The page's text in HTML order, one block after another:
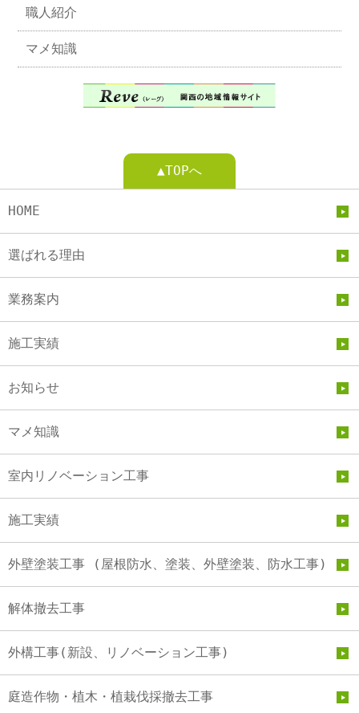
職人紹介
マメ知識
▲TOPへ
HOME
選ばれる理由
業務案内
施工実績
お知らせ
マメ知識
室内リノベーション工事
施工実績
外壁塗装工事 (屋根防水、塗装、外壁塗装、防水工事)
解体撤去工事
外構工事(新設、リノベーション工事)
庭造作物・植木・植栽伐採撤去工事